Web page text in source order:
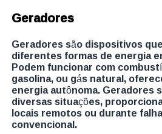
Geradores
Geradores são dispositivos
diferentes formas de energia
Podem funcionar com
gasolina, ou gás natural,
energia autônoma. Geradores
diversas situações,
locais remotos ou durante
convencional.